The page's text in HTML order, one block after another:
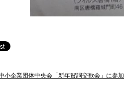
小企業団体中央会「新年賀詞交歓会」に参加